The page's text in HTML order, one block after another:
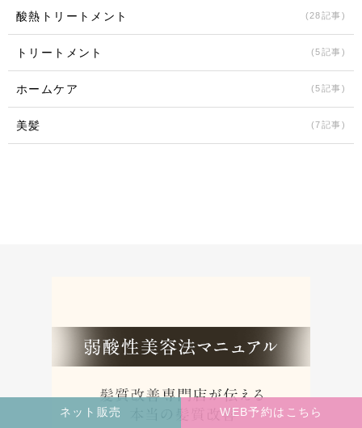
酸熱トリートメント (28記事)
トリートメント (5記事)
ホームケア (5記事)
美髪 (7記事)
ネット販売 WEB予約はこちら